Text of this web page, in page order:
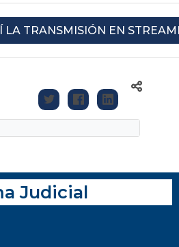
LA TRANSMISIÓN EN
Judicial